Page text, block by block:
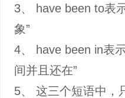
3、 have been to表
象”
4、 have been in表
间并且还在”
5、 这三个短语中，